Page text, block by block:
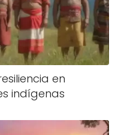
en
indígenas